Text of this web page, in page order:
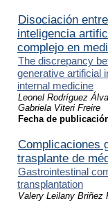
Disociación
inteligencia
complejo en
The discrepancy
generative artificial
internal medicine
Leonel Rodríguez
Gabriela Viteri Freire
Fecha de
Complicaciones
trasplante de
Gastrointestinal
transplantation
Valery Leilany Briñez